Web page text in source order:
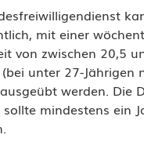
mit einer
von zwischen 20,5
unter 27-Jährigen
werden. Die
sollte mindestens ein